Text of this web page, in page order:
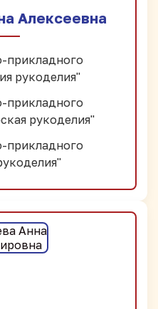
Алексеевна
прикладного
рукоделия"
прикладного
рукоделия"
прикладного